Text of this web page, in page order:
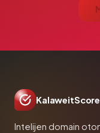
KalaweitScore
Intelijen domain